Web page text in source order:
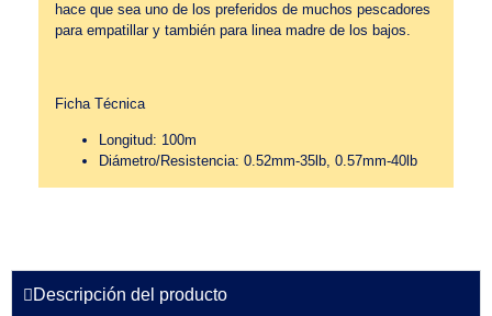
hace que sea uno de los preferidos de muchos pescadores
para empatillar y también para linea madre de los bajos.
Ficha Técnica
Longitud: 100m
Diámetro/Resistencia: 0.52mm-35lb, 0.57mm-40lb
Descripción del producto